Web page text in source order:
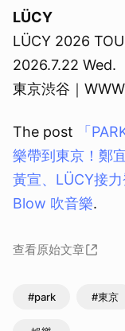
LÜCY
LÜCY 2026
2026.7.22 Wed.
東京渋谷｜
The post
「
樂帶到東京！鄭
黃宣、LÜCY接
Blow 吹音樂.
查看原始文章
#park #東京